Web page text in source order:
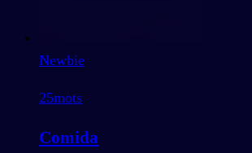
Newbie
25mots
Comida